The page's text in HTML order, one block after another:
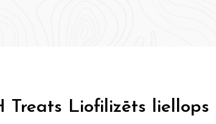
Treats Liofilizēts liellops